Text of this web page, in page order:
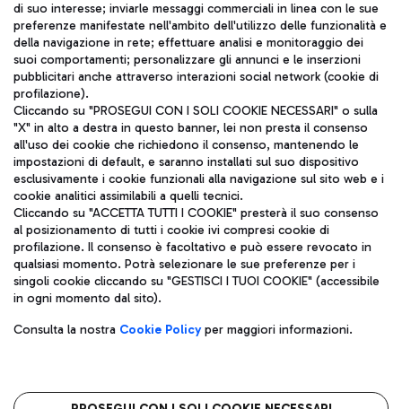
TRAVEL JOURNAL
ITA
Aeroporti di Roma S.p.A. - Società soggetta a direzione e
coordinamento di Mundys S.p.A.
Codice fiscale e Registro delle Imprese di Roma 13032990155 P.
IVA 06572251004
Capitale sociale 62.224.743,00 int. vers.
Sede legale: Via Pier Paolo Racchetti 1 - 00054 Fiumicino (RM)
telefono +39 06 65951
Privacy policy
Note legali
di suo interesse; inviarle messaggi commerciali in linea con le sue
preferenze manifestate nell'ambito dell'utilizzo delle funzionalità e
della navigazione in rete; effettuare analisi e monitoraggio dei
suoi comportamenti; personalizzare gli annunci e le inserzioni
pubblicitari anche attraverso interazioni social network (cookie di
profilazione).
Cliccando su "PROSEGUI CON I SOLI COOKIE NECESSARI" o sulla
"X" in alto a destra in questo banner, lei non presta il consenso
all'uso dei cookie che richiedono il consenso, mantenendo le
impostazioni di default, e saranno installati sul suo dispositivo
esclusivamente i cookie funzionali alla navigazione sul sito web e i
cookie analitici assimilabili a quelli tecnici.
Cliccando su "ACCETTA TUTTI I COOKIE" presterà il suo consenso
al posizionamento di tutti i cookie ivi compresi cookie di
profilazione. Il consenso è facoltativo e può essere revocato in
qualsiasi momento. Potrà selezionare le sue preferenze per i
singoli cookie cliccando su "GESTISCI I TUOI COOKIE" (accessibile
in ogni momento dal sito).
Consulta la nostra Cookie Policyper maggiori informazioni.